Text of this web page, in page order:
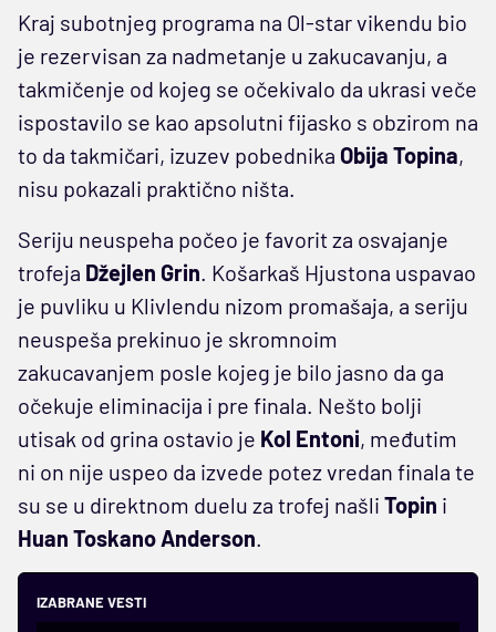
Kraj subotnjeg programa na Ol-star vikendu bio
je rezervisan za nadmetanje u zakucavanju, a
takmičenje od kojeg se očekivalo da ukrasi veče
ispostavilo se kao apsolutni fijasko s obzirom na
to da takmičari, izuzev pobednika Obija Topina,
nisu pokazali praktično ništa.
Seriju neuspeha počeo je favorit za osvajanje
trofeja Džejlen Grin. Košarkaš Hjustona uspavao
je puvliku u Klivlendu nizom promašaja, a seriju
neuspeša prekinuo je skromnoim
zakucavanjem posle kojeg je bilo jasno da ga
očekuje eliminacija i pre finala. Nešto bolji
utisak od grina ostavio je Kol Entoni, međutim
ni on nije uspeo da izvede potez vredan finala te
su se u direktnom duelu za trofej našli Topin i
Huan Toskano Anderson.
IZABRANE VESTI